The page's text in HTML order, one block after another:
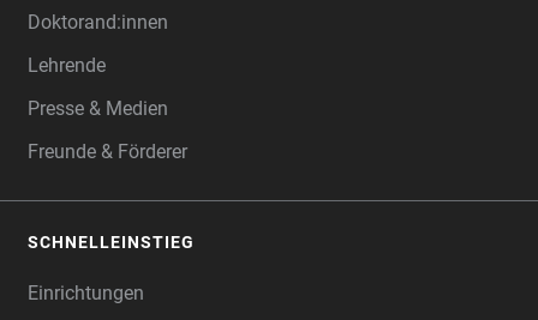
Doktorand:innen
Lehrende
Presse & Medien
Freunde & Förderer
SCHNELLEINSTIEG
Einrichtungen